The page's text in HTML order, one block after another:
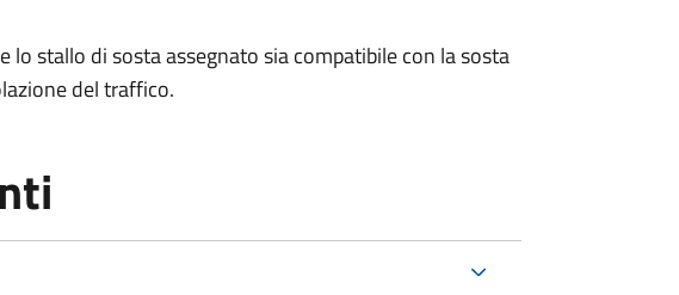
lo stallo di sosta assegnato sia compatibile con la sosta
del traffico.